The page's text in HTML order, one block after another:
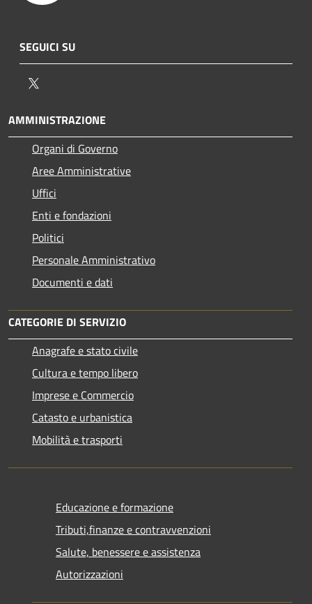
SEGUICI SU
AMMINISTRAZIONE
Organi di Governo
Aree Amministrative
Uffici
Enti e fondazioni
Politici
Personale Amministrativo
Documenti e dati
CATEGORIE DI SERVIZIO
Anagrafe e stato civile
Cultura e tempo libero
Imprese e Commercio
Catasto e urbanistica
Mobilità e trasporti
Educazione e formazione
Tributi,finanze e contravvenzioni
Salute, benessere e assistenza
Autorizzazioni